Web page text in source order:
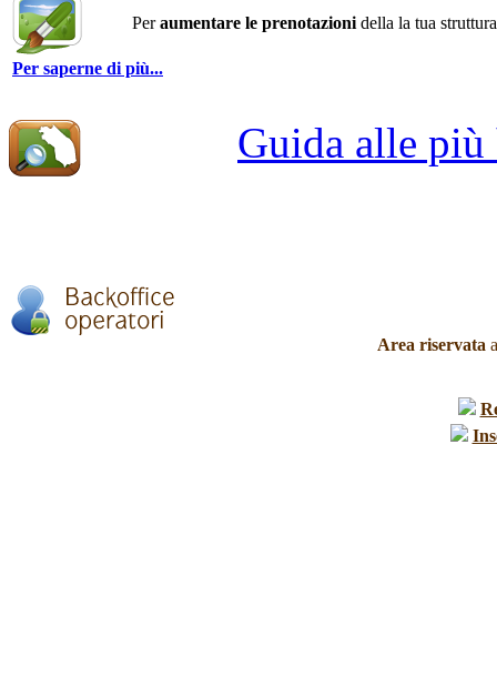
Peraumentare le prenotazioni della la tua
Per saperne di più...
Guida alle più
Area riservata